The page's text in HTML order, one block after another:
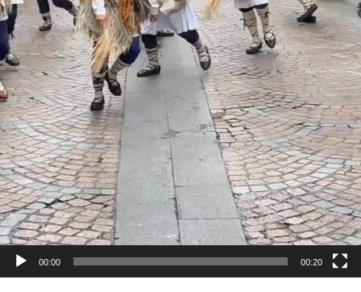
00:00 00:20